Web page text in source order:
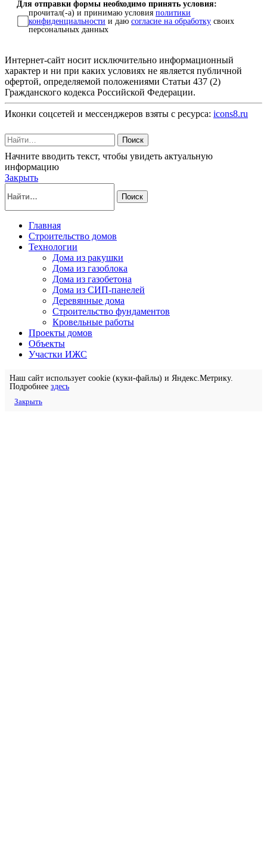
Для отправки формы необходимо принять условия:
прочитал(-а) и принимаю условия политики
конфиденциальности и даю согласие на обработку своих
персональных данных
Интернет-сайт носит исключительно информационный
характер и ни при каких условиях не является публичной
офертой, определяемой положениями Статьи 437 (2)
Гражданского кодекса Российской Федерации.
Иконки соцсетей и мессенджеров взяты с ресурса: icons8.ru
Поиск
Начните вводить текст, чтобы увидеть актуальную
информацию
Закрыть
Поиск
Главная
Строительство домов
Технологии
Дома из ракушки
Дома из газоблока
Дома из газобетона
Дома из СИП-панелей
Деревянные дома
Строительство фундаментов
Кровельные работы
Проекты домов
Объекты
Участки ИЖС
Наш сайт использует cookie (куки-файлы) и Яндекс.Метрику.
Подробнее здесь
Закрыть